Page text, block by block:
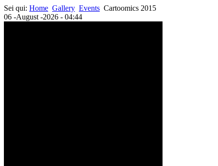
Sei qui: Home Gallery Events Cartoomics 2015
06 -August -2026 - 04:44